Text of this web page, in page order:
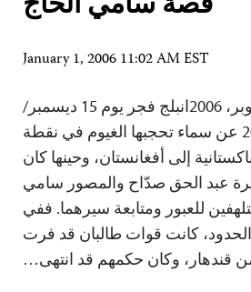
January 1, 2006 11:02 AM EST
نشر بتاريخ 3 أكتوبر، 2006انبلج فجر يوم 15 ديسمبر/
كانون الأول 2001 عن سماء تحجبها الغيوم في نقطة
إلى أفغانستان، وحينها كان
عبد الحق صدّاح والمصور سامي
للعبور ومتابعة سيرهما. ففي
كانت قوات طالبان قد فرت
قندهار، وكان حكمهم قد انتهى…